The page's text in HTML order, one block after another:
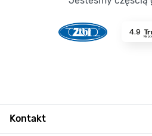
4.9
Na
Kontakt